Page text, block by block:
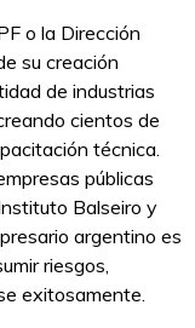
o la Dirección
su creación
de industrias
cientos de
técnica.
públicas
Balseiro y
argentino es
riesgos,
exitosamente.